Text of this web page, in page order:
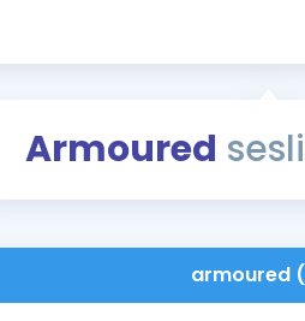
Armoured
armoured